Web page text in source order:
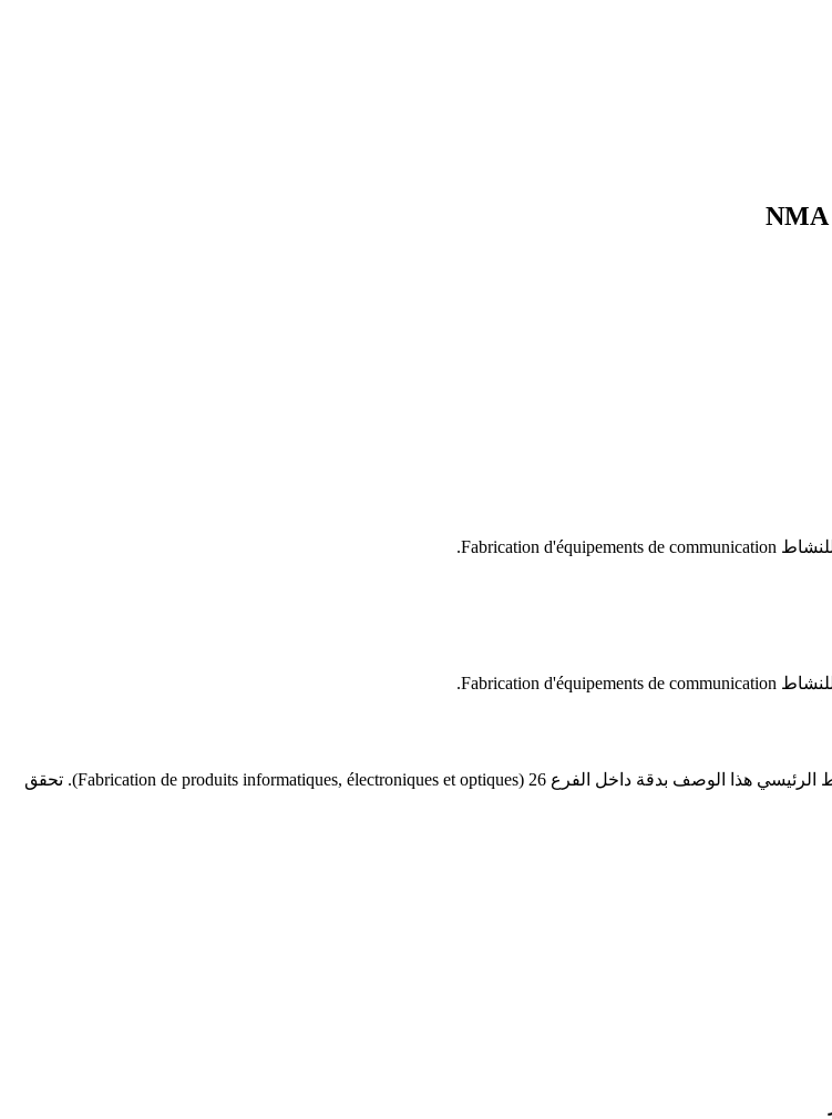
يستخدم رمز NMA 2630 (Fabrication d’équipements de communication) عندما يطابق النشاط الرئيسي هذا الوصف بدقة داخل الفرع 26 (Fabrication de produits informatiques, électroniques et optiques). تحقق